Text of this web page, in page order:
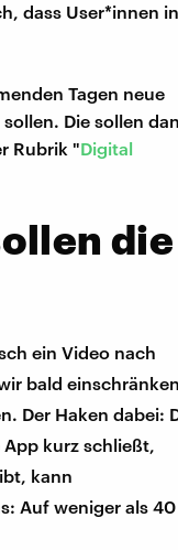
dass User*innen in
Tagen neue
Die sollen
Rubrik "Digital
die
ein Video nach
bald einschränken
Der Haken dabei:
kurz schließt,
kann
Auf weniger als 40